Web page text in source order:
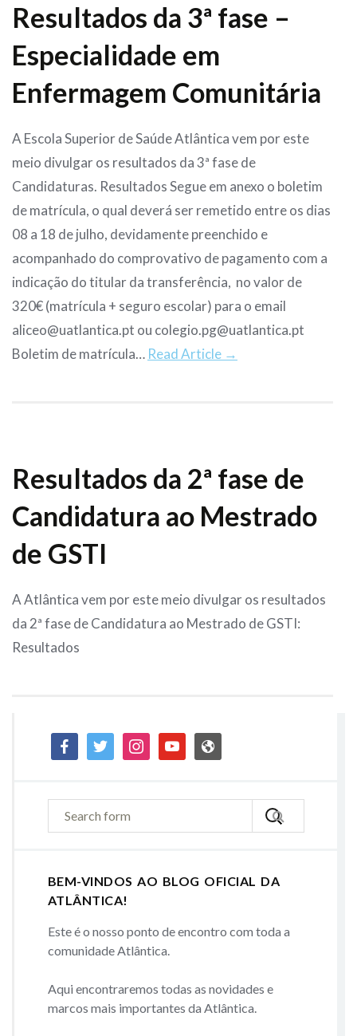
Resultados da 3ª fase –
Especialidade em
Enfermagem Comunitária
A Escola Superior de Saúde Atlântica vem por este
meio divulgar os resultados da 3ª fase de
Candidaturas. Resultados Segue em anexo o boletim
de matrícula, o qual deverá ser remetido entre os dias
08 a 18 de julho, devidamente preenchido e
acompanhado do comprovativo de pagamento com a
indicação do titular da transferência, no valor de
320€ (matrícula + seguro escolar) para o email
aliceo@uatlantica.pt ou colegio.pg@uatlantica.pt
Boletim de matrícula… Read Article →
Resultados da 2ª fase de
Candidatura ao Mestrado
de GSTI
A Atlântica vem por este meio divulgar os resultados
da 2ª fase de Candidatura ao Mestrado de GSTI:
Resultados
facebooktwitter instagramyoutubeadmin-
site
BEM-VINDOS AO BLOG OFICIAL DA
ATLÂNTICA!
Este é o nosso ponto de encontro com toda a
comunidade Atlântica.
Aqui encontraremos todas as novidades e
marcos mais importantes da Atlântica.